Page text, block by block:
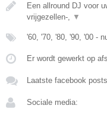
Een allround DJ voor
vrijgezellen-, ▼
'60, '70, '80, '90, '00 -
Er wordt gewerkt op
Laatste facebook posts
Sociale media: